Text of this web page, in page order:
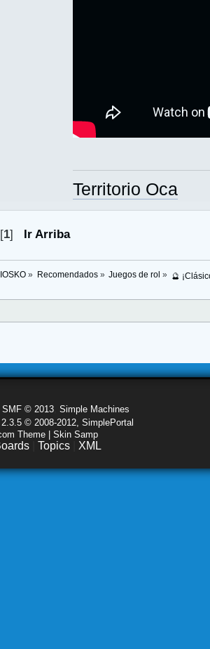
Territorio Oca
1] Ir Arriba
» Recomendados» Juegos de rol » 🔮
SMF © 2013 Simple Machines
© 2008-2012, SimplePortal
Theme | Skin Samp
Topics XML